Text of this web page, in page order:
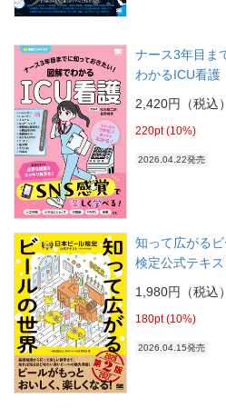
ナース3年目ま
わかるICU看護
2,420円（税込）
220pt (10%)
2026.04.22発売
知って広がる
検定公式テキ
1,980円（税込）
180pt (10%)
2026.04.15発売